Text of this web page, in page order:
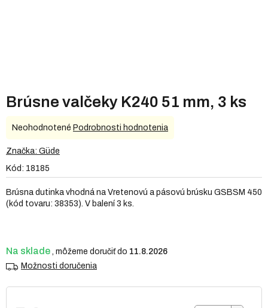
Brúsne valčeky K240 51 mm, 3 ks
Kód: 18185
Na sklade
11.8.2026
Možnosti doručenia
Brúsna dutinka vhodná na Vretenovú a pásovú brúsku GSBSM 450
(kód tovaru: 38353). V balení 3 ks.
Priemerné
produktu
0,0
5
hviezdičiek.
Neohodnotené Podrobnosti hodnotenia
Značka: Güde